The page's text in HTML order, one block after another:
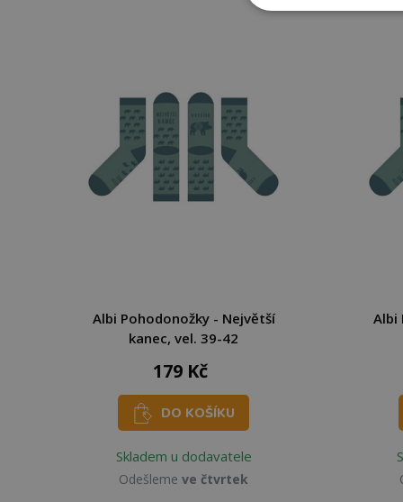
Albi Pohodonožky - Největší
kanec, vel. 39-42
179 Kč
DO KOŠÍKU
Skladem u dodavatele
Odešleme ve čtvrtek
Albi